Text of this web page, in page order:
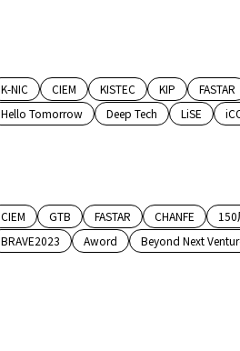
K-NIC CIEM KISTEC KIP FASTAR
Hello Tomorrow
Deep Tech LiSE
CIEM GTB FASTAR CHANFE 150
BRAVE2023
Aword Beyond Next